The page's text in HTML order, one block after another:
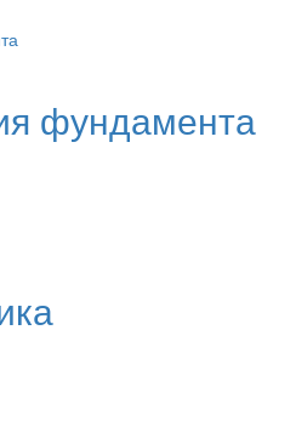
фундамента